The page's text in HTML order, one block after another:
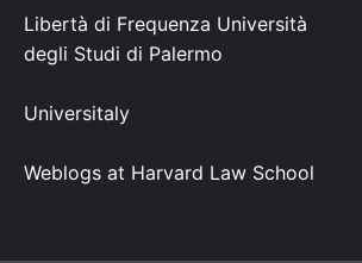
Libertà di Frequenza Università
degli Studi di Palermo
Universitaly
Weblogs at Harvard Law School